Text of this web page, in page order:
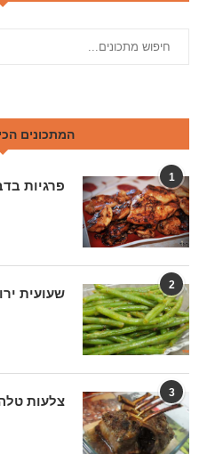
המתכונים
1
פרגיות
2
שעועית
3
צלעות